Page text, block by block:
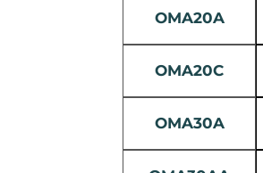
OMA20A
OMA20C
OMA30A